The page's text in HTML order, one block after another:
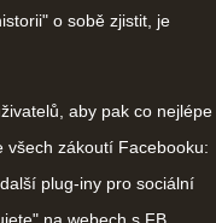
o sobě zjistit, je
aby pak co nejlépe
zákoutí Facebooku:
plug-iny pro sociální